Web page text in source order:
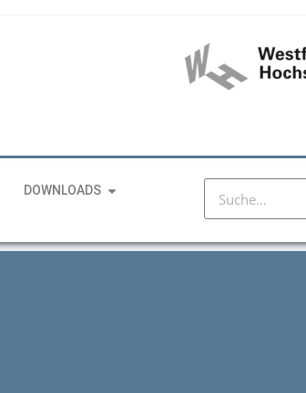
DOWNLOADS